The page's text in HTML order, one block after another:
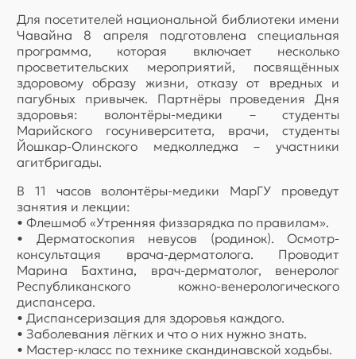
Для посетителей национальной библиотеки имени
Чавайна 8 апреля подготовлена специальная
программа, которая включает несколько
просветительских мероприятий, посвящённых
здоровому образу жизни, отказу от вредных и
пагубных привычек. Партнёры проведения Дня
здоровья: волонтёры-медики – студенты
Марийского госуниверситета, врачи, студенты
Йошкар-Олинского медколледжа – участники
агитбригады.
В 11 часов волонтёры-медики МарГУ проведут
занятия и лекции:
• Флешмоб «Утренняя физзарядка по правилам».
• Дерматоскопия невусов (родинок). Осмотр-
консультация врача-дерматолога. Проводит
Марина Бахтина, врач-дерматолог, венеролог
Республиканского кожно-венерологического
диспансера.
• Диспансеризация для здоровья каждого.
• Заболевания лёгких и что о них нужно знать.
• Мастер-класс по технике скандинавской ходьбы.